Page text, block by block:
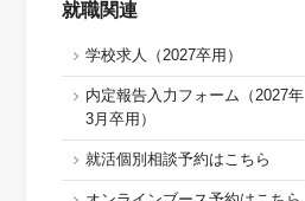
就職関連
学校求人（2027卒用）
内定報告入力フォーム（2027年
3月卒用）
就活個別相談予約はこちら